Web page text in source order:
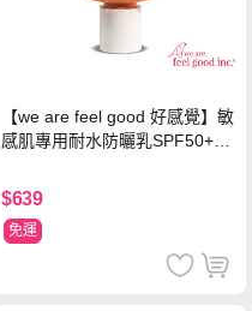
【we are feel good 好感覺】敏
感肌專用耐水防曬乳SPF50+ 7
$639
免運